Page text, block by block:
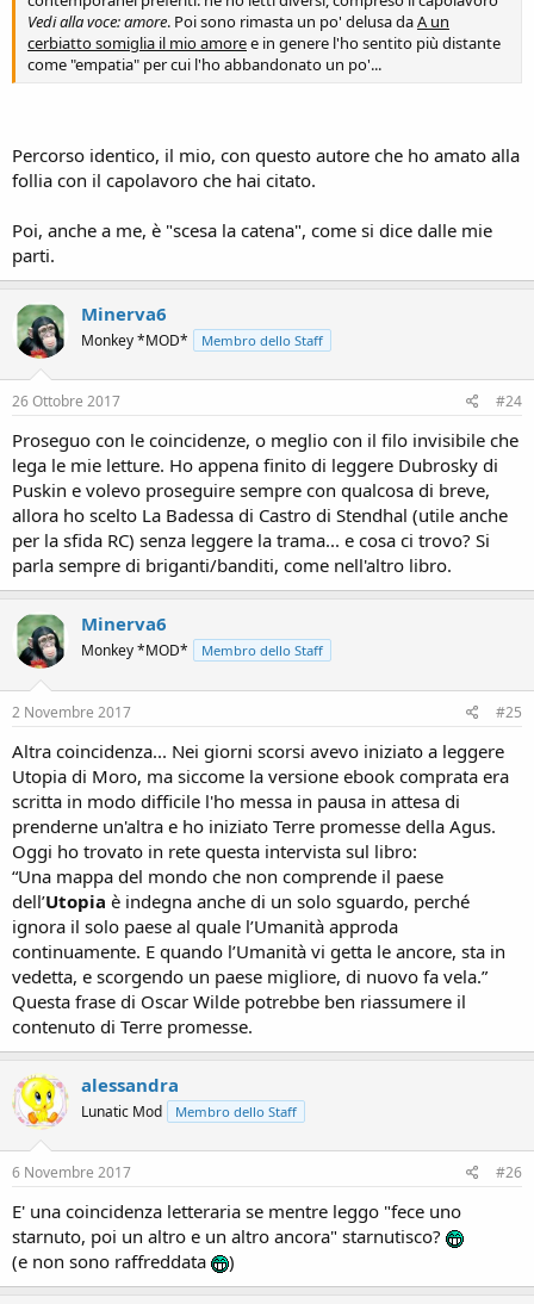
Vedi alla voce: amore. Poi sono rimasta un po' delusa daA un
cerbiatto somiglia il mio amoree in genere l'ho sentito più distante
come "empatia" per cui l'ho abbandonato un po'...
Percorso identico, il mio, con questo autore che ho amato alla
follia con il capolavoro che hai citato.
Poi, anche a me, è "scesa la catena", come si dice dalle mie
parti.
Minerva6
Monkey *MOD* Membro dello Staff
26 Ottobre 2017 #24
Proseguo con le coincidenze, o meglio con il filo invisibile che
lega le mie letture. Ho appena finito di leggere Dubrosky di
Puskin e volevo proseguire sempre con qualcosa di breve,
allora ho scelto La Badessa di Castro di Stendhal (utile anche
per la sfida RC) senza leggere la trama... e cosa ci trovo? Si
parla sempre di briganti/banditi, come nell'altro libro.
Minerva6
Monkey *MOD* Membro dello Staff
2 Novembre 2017 #25
Altra coincidenza... Nei giorni scorsi avevo iniziato a leggere
Utopia di Moro, ma siccome la versione ebook comprata era
scritta in modo difficile l'ho messa in pausa in attesa di
prenderne un'altra e ho iniziato Terre promesse della Agus.
Oggi ho trovato in rete questa intervista sul libro:
“Una mappa del mondo che non comprende il paese
dell’Utopia è indegna anche di un solo sguardo, perché
ignora il solo paese al quale l’Umanità approda
continuamente. E quando l’Umanità vi getta le ancore, sta in
vedetta, e scorgendo un paese migliore, di nuovo fa vela.”
Questa frase di Oscar Wilde potrebbe ben riassumere il
contenuto di Terre promesse.
alessandra
Lunatic Mod Membro dello Staff
6 Novembre 2017 #26
E' una coincidenza letteraria se mentre leggo "fece uno
starnuto, poi un altro e un altro ancora" starnutisco?
(e non sono raffreddata
)